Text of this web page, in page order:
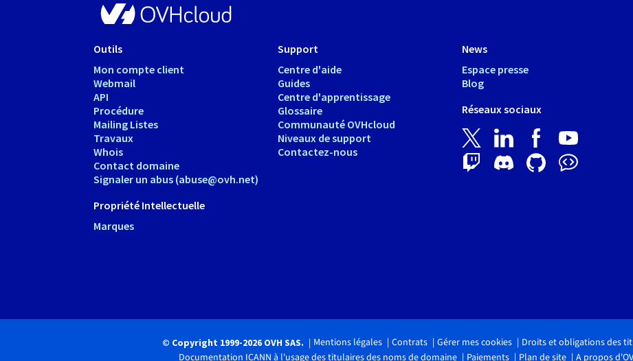
Outils
Mon compte client
Webmail
API
Procédure
Mailing Listes
Travaux
Whois
Contact domaine
Signaler un abus (abuse@ovh.net)
Propriété Intellectuelle
Marques
Support
Centre d'aide
Guides
Centre d'apprentissage
Glossaire
Communauté OVHcloud
Niveaux de support
Contactez-nous
News
Espace presse
Blog
Réseaux sociaux
© Copyright 1999-2026 OVH SAS. Mentions légales Contrats Gérer mes cookies
Droits et obligations des
Documentation ICANN à l'usage des titulaires des noms de domaine
Paiements Plan de site A propos